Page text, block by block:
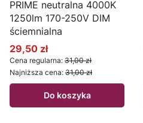
PRIME neutralna 4000K
1250lm 170-250V DIM
ściemnialna
Cena promocyjna
29,50 zł
Cena regularna: 31,00 zł
Najniższa cena: 31,00 zł
Do koszyka